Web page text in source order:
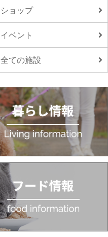
ショップ
イベント
全ての施設